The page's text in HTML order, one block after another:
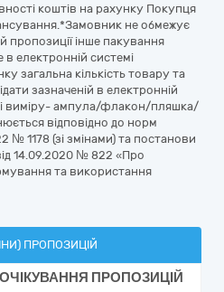
коштів на рахунку Покупця
не обмежує
пропозиції інше пакування
електронній системі
загальна кількість товару та
зазначеній в електронній
виміру- ампула/флакон/пляшка/
відповідно до норм
№ 1178 (зі змінами) та постанови
14.09.2020 № 822 «Про
та використання
ПРОПОЗИЦІЙ
ОЧІКУВАННЯ ПРОПОЗИЦІЙ